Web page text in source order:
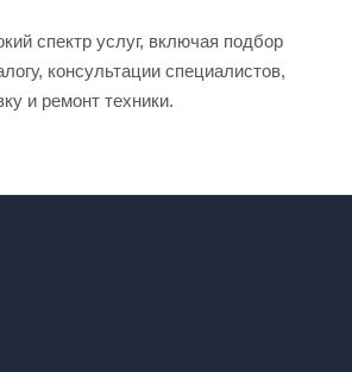
спектр услуг, включая подбор
консультации специалистов,
и ремонт техники.